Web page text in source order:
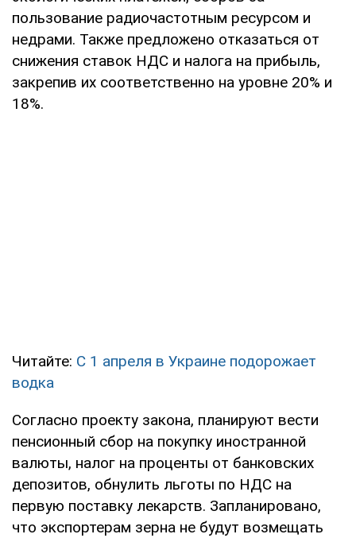
пользование радиочастотным ресурсом и
недрами. Также предложено отказаться от
снижения ставок НДС и налога на прибыль,
закрепив их соответственно на уровне 20% и
18%.
Читайте: С 1 апреля в Украине подорожает
водка
Согласно проекту закона, планируют вести
пенсионный сбор на покупку иностранной
валюты, налог на проценты от банковских
депозитов, обнулить льготы по НДС на
первую поставку лекарств. Запланировано,
что экспортерам зерна не будут возмещать